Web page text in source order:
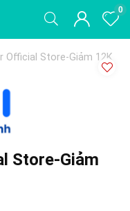
0
Official Store-Giảm 12K
Store-Giảm